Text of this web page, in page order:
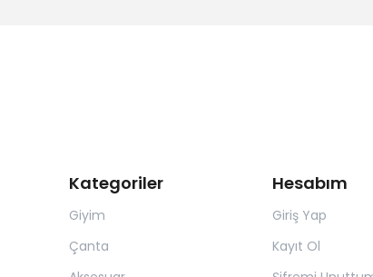
Kategoriler
Giyim
Çanta
Hesabım
Giriş Yap
Kayıt Ol